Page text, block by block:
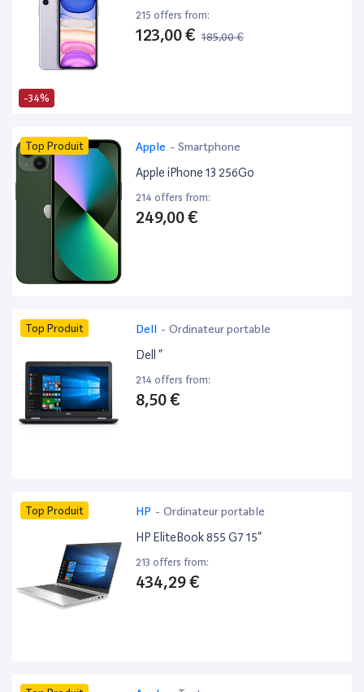
-34%
215 offers from:
123,00 € 185,00 €
Top Produit Apple - Smartphone
Apple iPhone 13 256Go
214 offers from:
249,00 €
Top Produit Dell - Ordinateur portable
Dell ”
214 offers from:
8,50 €
Top Produit HP - Ordinateur portable
HP EliteBook 855 G7 15”
213 offers from:
434,29 €